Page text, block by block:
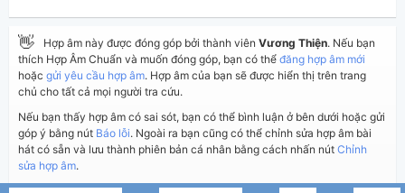
👋 Hợp âm này được đóng góp bởi thành viên Vương Thiện. Nếu bạn
thích Hợp Âm Chuẩn và muốn đóng góp, bạn có thể đăng hợp âm mới
hoặc gửi yêu cầu hợp âm. Hợp âm của bạn sẽ được hiển thị trên trang
chủ cho tất cả mọi người tra cứu.
Nếu bạn thấy hợp âm có sai sót, bạn có thể bình luận ở bên dưới hoặc gửi
góp ý bằng nút Báo lỗi. Ngoài ra bạn cũng có thể chỉnh sửa hợp âm bài
hát có sẵn và lưu thành phiên bản cá nhân bằng cách nhấn nút Chỉnh
sửa hợp âm.